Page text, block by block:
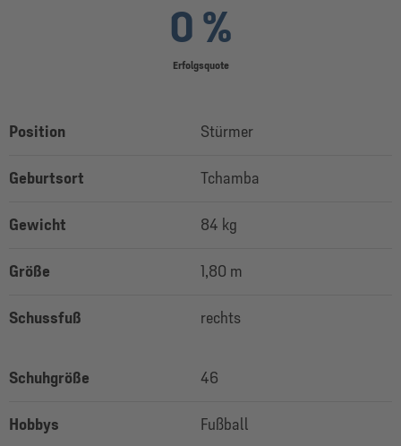
Erfolgsquote
0 %
Position Stürmer
Geburtsort Tchamba
Gewicht 84 kg
Größe 1,80 m
Schussfuß rechts
Schuhgröße 46
Hobbys Fußball